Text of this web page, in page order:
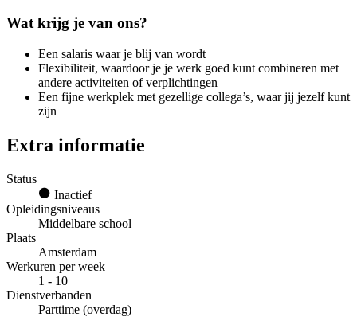
Wat krijg je van ons?
Een salaris waar je blij van wordt
Flexibiliteit, waardoor je je werk goed kunt combineren met
andere activiteiten of verplichtingen
Een fijne werkplek met gezellige collega’s, waar jij jezelf kunt
zijn
Extra informatie
Status
Inactief
Opleidingsniveaus
Middelbare school
Plaats
Amsterdam
Werkuren per week
1 - 10
Dienstverbanden
Parttime (overdag)